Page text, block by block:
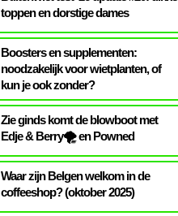
toppen en dorstige dames
Boosters en supplementen:
noodzakelijk voor wietplanten, of
kun je ook zonder?
Zie ginds komt de blowboot met
Edje & Berry🌪️ en Powned
Waar zijn Belgen welkom in de
coffeeshop? (oktober 2025)